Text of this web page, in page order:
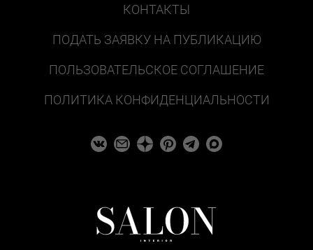
КОНТАКТЫ
ПОДАТЬ ЗАЯВКУ НА ПУБЛИКАЦИЮ
ПОЛЬЗОВАТЕЛЬСКОЕ СОГЛАШЕНИЕ
ПОЛИТИКА КОНФИДЕНЦИАЛЬНОСТИ